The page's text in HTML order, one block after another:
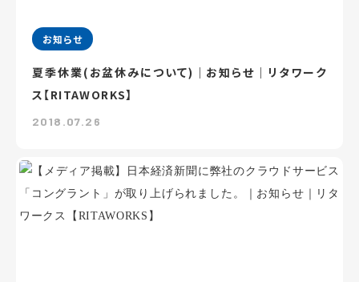
お知らせ
夏季休業(お盆休みについて)｜お知らせ｜リタワーク
ス【RITAWORKS】
2018.07.26